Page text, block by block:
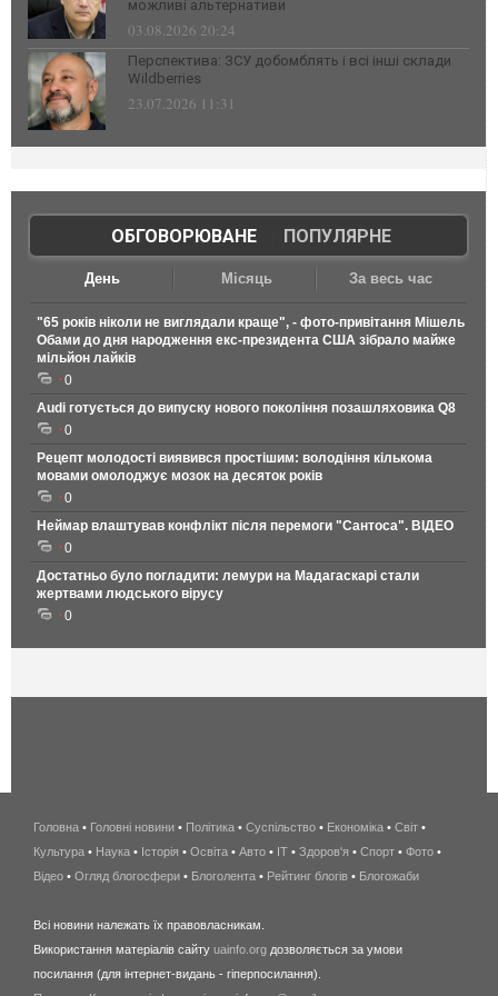
можливі альтернативи
03.08.2026 20:24
Перспектива: ЗСУ добомблять і всі інші склади
Wildberries
23.07.2026 11:31
ОБГОВОРЮВАНЕ| ПОПУЛЯРНЕ
День Місяць За весь час
"65 років ніколи не виглядали краще", - фото-привітання Мішель
Обами до дня народження екс-президента США зібрало майже
мільйон лайків
0
Audi готується до випуску нового покоління позашляховика Q8
0
Рецепт молодості виявився простішим: володіння кількома
мовами омолоджує мозок на десяток років
0
Неймар влаштував конфлікт після перемоги "Сантоса". ВІДЕО
0
Достатньо було погладити: лемури на Мадагаскарі стали
жертвами людського вірусу
0
беспроводной
интернет
киев
wimax
Головна • Головні новини • Політика • Суспільство • Економіка • Світ •
Культура • Наука • Історія • Освіта • Авто • IT • Здоров'я • Спорт • Фото •
Відео • Огляд блогосфери • Блоголента • Рейтинг блогів • Блогожаби
Всі новини належать їх правовласникам.
Використання матеріалів сайту uainfo.org дозволяється за умови
посилання (для інтернет-видань - гіперпосилання).